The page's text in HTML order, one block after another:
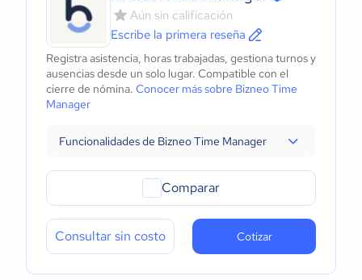
Aún sin calificación
Escribe la primera reseña
Registra asistencia, horas trabajadas, gestiona turnos y
ausencias desde un solo lugar. Compatible con el
cierre de nómina. Conocer más sobre Bizneo Time
Manager
Funcionalidades de Bizneo Time Manager
Comparar
Consultar sin costo Cotizar